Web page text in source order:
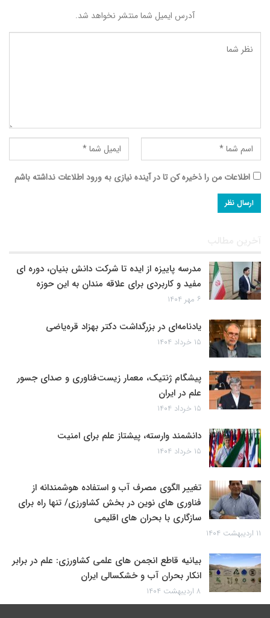
آدرس ایمیل شما منتشر نخواهد شد.
اطلاعات من را ذخیره کن تا در آینده نیازی به ورود اطلاعات نداشته باشم
آخرین مطالب
مدرسه پاییزه از ایده تا شرکت دانش بنیان، دوره ای
مفید و کاربردی برای علاقه مندان به این حوزه
۶ مهر ۱۴۰۴
یادنامه‌ای در بزرگداشت دکتر بهزاد قره‌یاضی
۱۵ خرداد ۱۴۰۴
پیشگام ژنتیک، معمار زیست‌فناوری و صدای جسور
علم در ایران
۱۵ خرداد ۱۴۰۴
دانشمند وارسته، پیشتاز علم برای امنیت
۱۵ خرداد ۱۴۰۴
تغییر الگوی مصرف آب و استفاده هوشمندانه از
فناوری های نوین در بخش کشاورزی/ تنها راه برای
سازگاری با بحران های اقلیمی
۱۱ اردیبهشت ۱۴۰۴
بیانیه قاطع انجمن های علمی کشاورزی: علم در برابر
انکار بحران آب و خشکسالی ایران
۸ اردیبهشت ۱۴۰۴